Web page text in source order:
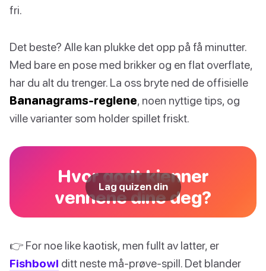
fri.
Det beste? Alle kan plukke det opp på få minutter.
Med bare en pose med brikker og en flat overflate,
har du alt du trenger. La oss bryte ned de offisielle
Bananagrams-reglene, noen nyttige tips, og
ville varianter som holder spillet friskt.
Hvor godt kjenner
vennene dine deg?
Lag quizen din
👉 For noe like kaotisk, men fullt av latter, er
Fishbowl ditt neste må-prøve-spill. Det blander